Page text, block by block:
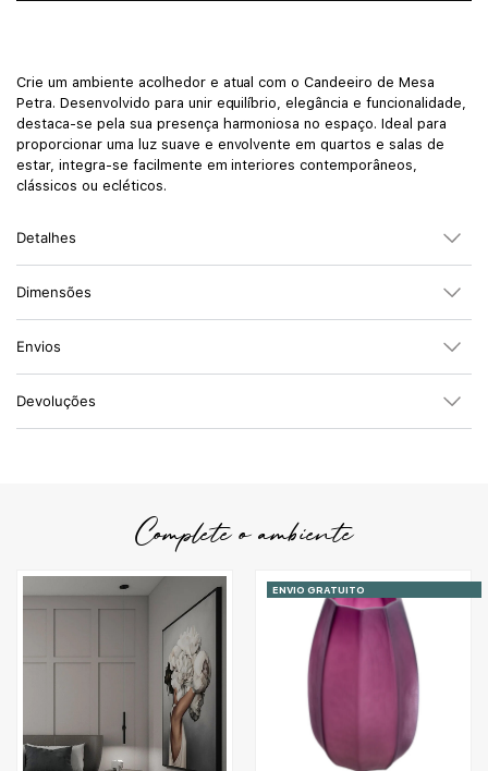
Crie um ambiente acolhedor e atual com o Candeeiro de Mesa
Petra. Desenvolvido para unir equilíbrio, elegância e funcionalidade,
destaca-se pela sua presença harmoniosa no espaço. Ideal para
proporcionar uma luz suave e envolvente em quartos e salas de
estar, integra-se facilmente em interiores contemporâneos,
clássicos ou ecléticos.
Detalhes
Dimensões
Envios
Devoluções
Complete o ambiente
ENVIO GRATUITO